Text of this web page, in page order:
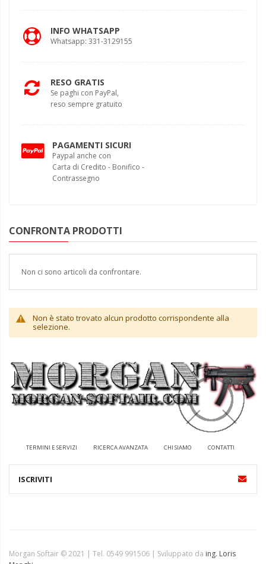
INFO WHATSAPP
Whatsapp: 331-3129155
RESO GRATIS
Se paghi con PayPal,
reso sempre gratuito
PAGAMENTI SICURI
Paypal anche con
Carta di Credito - Bonifico -
Contrassegno
CONFRONTA PRODOTTI
Non ci sono articoli da confrontare.
Non è stato trovato alcun prodotto corrispondente alla
selezione.
TERMINI E SERVIZI RICERCA AVANZATA CHI SIAMO CONTATTI
Morgan Softair © 2021 | Tel. 0549 991506 | Sviluppato da ing. Loris